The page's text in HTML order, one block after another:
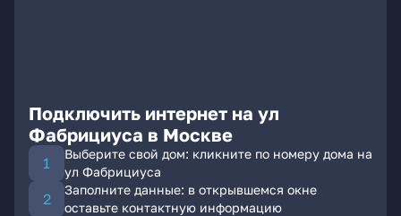
Подключить интернет на ул
Фабрициуса в Москве
Выберите свой дом: кликните по номеру дома на
ул Фабрициуса
Заполните данные: в открывшемся окне
оставьте контактную информацию